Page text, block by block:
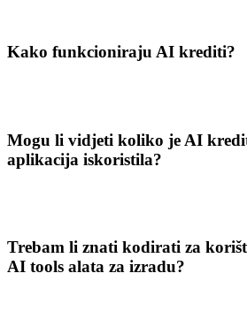
Kako funkcioniraju AI krediti?
Mogu li vidjeti koliko je AI
aplikacija iskoristila?
Trebam li znati kodirati za
AI tools alata za izradu?